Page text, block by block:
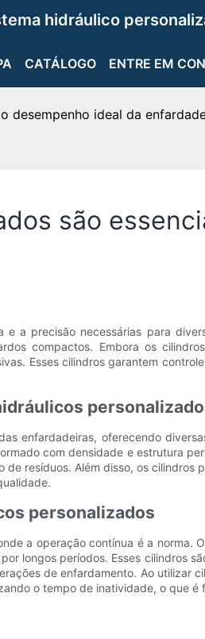
hidráulico
CATÁLOGO ENTRE EM
desempenho ideal da
são
a precisão necessárias para
compactos. Embora os
Esses cilindros garantem
enfardadeiras, oferecendo
com densidade e estrutura
resíduos. Além disso, os cilindros
personalizados
a operação contínua é a norma.
longos períodos. Esses cilindros
de enfardamento. Ao utilizar
o tempo de inatividade, o que